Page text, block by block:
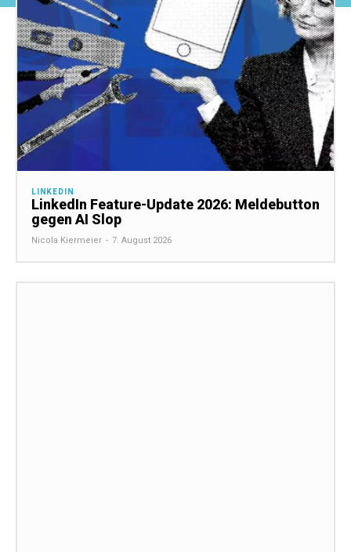
LINKEDIN
LinkedIn Feature-Update 2026: Meldebutton
gegen AI Slop
Nicola Kiermeier - 7. August 2026